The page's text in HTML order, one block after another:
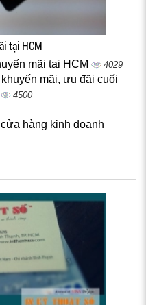
tại HCM
mãi tại HCM 4029
mãi, ưu đãi cuối
4500
hàng kinh doanh